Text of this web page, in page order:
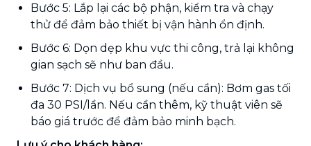
Bước 5: Lắp lại các bộ phận, kiểm tra và chạy
thử để đảm bảo thiết bị vận hành ổn định.
Bước 6: Dọn dẹp khu vực thi công, trả lại không
gian sạch sẽ như ban đầu.
Bước 7: Dịch vụ bổ sung (nếu cần): Bơm gas tối
đa 30 PSI/lần. Nếu cần thêm, kỹ thuật viên sẽ
báo giá trước để đảm bảo minh bạch.